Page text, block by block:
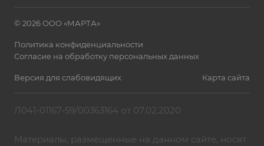
© 2026 ООО «МАРТА»
Политика конфиденциальности
Согласие на обработку персональных данных
Версия для слабовидящих Карта сайта
Л041-01167-59/00363164 от 07.02.2020
Материалы, размещенные на данном сайте, носят